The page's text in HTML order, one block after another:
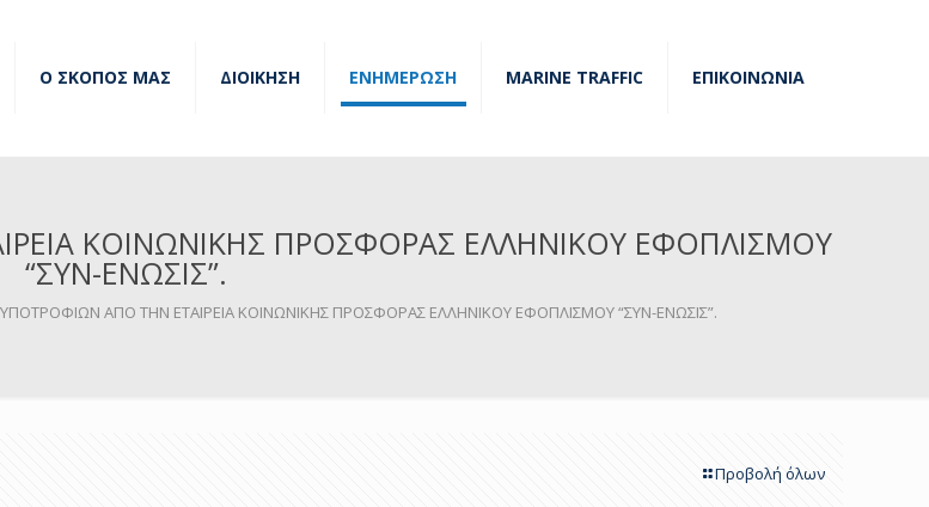
Ο ΣΚΟΠΟΣ ΜΑΣ ΔΙΟΙΚΗΣΗ ΕΝΗΜΕΡΩΣΗ MARINE TRAFFIC ΕΠΙΚΟΙΝΩΝΙΑ
ΚΟΙΝΩΝΙΚΗΣ ΠΡΟΣΦΟΡΑΣ ΕΛΛΗΝΙΚΟΥ ΕΦΟΠΛΙΣΜΟΥ
“ΣΥΝ-ΕΝΩΣΙΣ”.
ΑΠΟ ΤΗΝ ΕΤΑΙΡΕΙΑ ΚΟΙΝΩΝΙΚΗΣ ΠΡΟΣΦΟΡΑΣ ΕΛΛΗΝΙΚΟΥ ΕΦΟΠΛΙΣΜΟΥ “ΣΥΝ-ΕΝΩΣΙΣ”.
Προβολή όλων